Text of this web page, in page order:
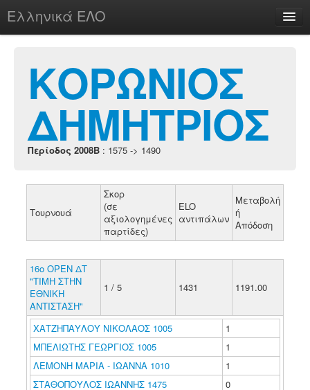
Ελληνικά ΕΛΟ
chesstu.be @ discord
Login
ΚΟΡΩΝΙΟΣ
ΔΗΜΗΤΡΙΟΣ
Περίοδος 2008B : 1575 -> 1490
Τουρνουά
Σκορ
(σε
αξιολογημένες
παρτίδες)
ELO
αντιπάλων
Μεταβολή
ή
Απόδοση
16ο ΟΡΕΝ ΔΤ
"ΤΙΜΗ ΣΤΗΝ
ΕΘΝΙΚΗ
ΑΝΤΙΣΤΑΣΗ"
1 / 5 1431 1191.00
ΧΑΤΖΗΠΑΥΛΟΥ ΝΙΚΟΛΑΟΣ 1005
1
ΜΠΕΛΙΩΤΗΣ ΓΕΩΡΓΙΟΣ 1005
1
ΛΕΜΟΝΗ ΜΑΡΙΑ - ΙΩΑΝΝΑ 1010
1
ΣΤΑΘΟΠΟΥΛΟΣ ΙΩΑΝΝΗΣ 1475
0